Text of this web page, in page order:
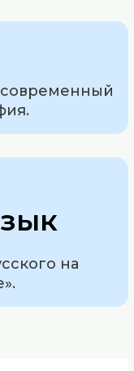
современный
на